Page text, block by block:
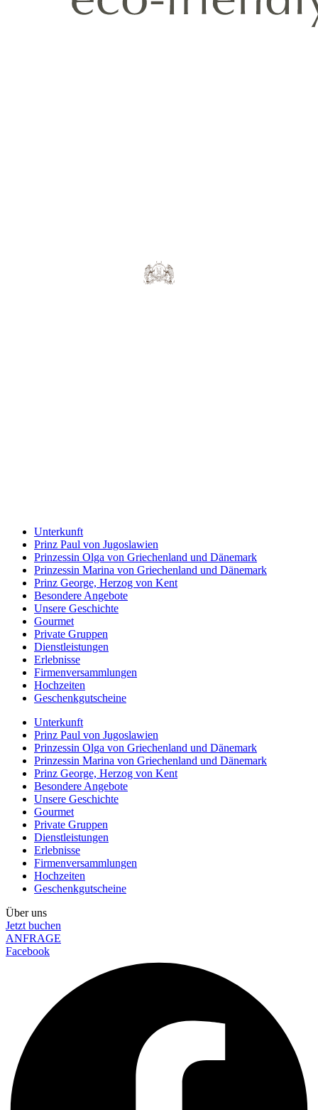
Unterkunft
Prinz Paul von Jugoslawien
Prinzessin Olga von Griechenland und Dänemark
Prinzessin Marina von Griechenland und Dänemark
Prinz George, Herzog von Kent
Besondere Angebote
Unsere Geschichte
Gourmet
Private Gruppen
Dienstleistungen
Erlebnisse
Firmenversammlungen
Hochzeiten
Geschenkgutscheine
Unterkunft
Prinz Paul von Jugoslawien
Prinzessin Olga von Griechenland und Dänemark
Prinzessin Marina von Griechenland und Dänemark
Prinz George, Herzog von Kent
Besondere Angebote
Unsere Geschichte
Gourmet
Private Gruppen
Dienstleistungen
Erlebnisse
Firmenversammlungen
Hochzeiten
Geschenkgutscheine
Über uns
Jetzt buchen
ANFRAGE
Facebook